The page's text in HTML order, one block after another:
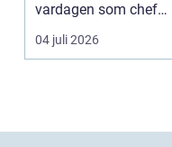
vardagen som chef
både mer h...
04 juli 2026